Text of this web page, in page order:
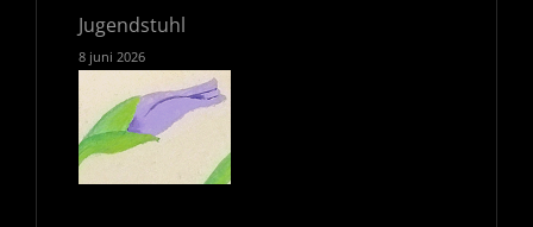
Jugendstuhl
8 juni 2026